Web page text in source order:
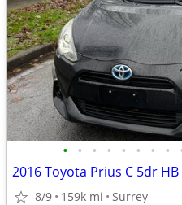
• • • • • • • •
2016 Toyota Prius C 5dr
8/9 159k mi Surrey